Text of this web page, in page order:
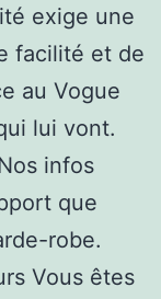
exige une
facilité et de
au Vogue
lui vont.
infos
que
robe.
Vous êtes